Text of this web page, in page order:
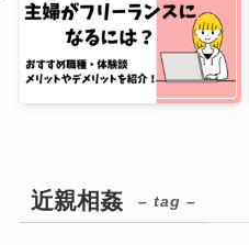
近親相姦 – tag –